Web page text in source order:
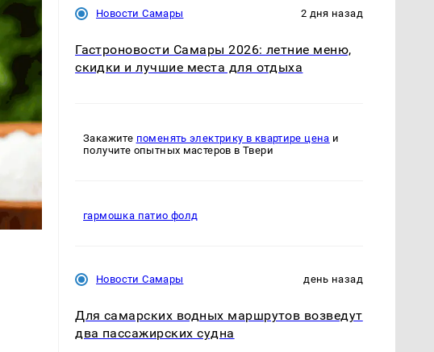
Новости Самары 2 дня назад
Гастроновости Самары 2026: летние меню,
скидки и лучшие места для отдыха
Закажите поменять электрику в квартире цена и
получите опытных мастеров в Твери
гармошка патио фолд
Новости Самары день назад
Для самарских водных маршрутов возведут
два пассажирских судна